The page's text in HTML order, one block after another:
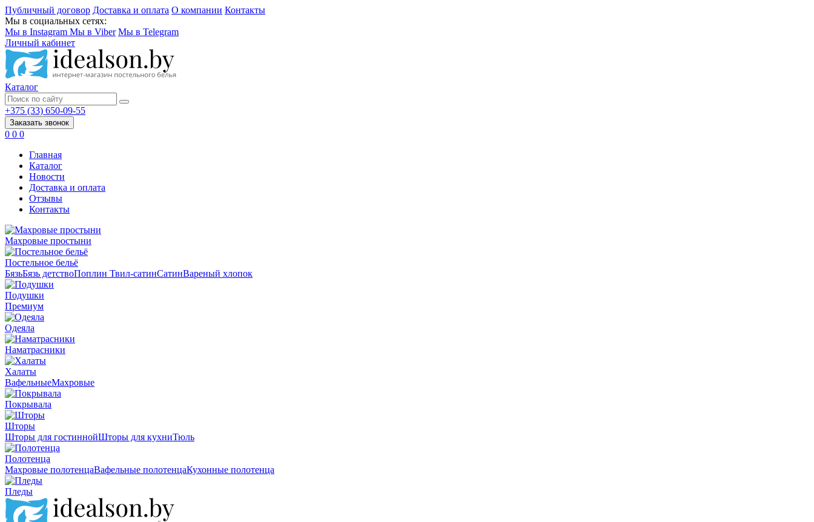
Публичный договор Доставка и оплата О компании Контакты
Мы в социальных сетях:
Мы в Instagram Мы в Viber Мы в Telegram
Личный кабинет
Каталог
+375 (33) 650-09-55
Заказать звонок
0 0 0
Главная
Каталог
Новости
Доставка и оплата
Отзывы
Контакты
Махровые простыни
Постельное бельё
БязьБязь детствоПоплин Твил-сатинСатинВареный хлопок
Подушки
Премиум
Одеяла
Наматрасники
Халаты
ВафельныеМахровые
Покрывала
Шторы
Шторы для гостиннойШторы для кухниТюль
Полотенца
Махровые полотенцаВафельные полотенцаКухонные полотенца
Пледы